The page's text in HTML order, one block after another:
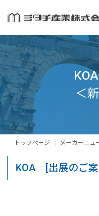
＜
トップページ メーカーニュ
KOA [出展のご案